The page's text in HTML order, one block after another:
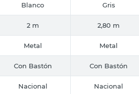
Blanco Gris
2 m 2,80 m
Metal Metal
Con Bastón Con Bastón
Nacional Nacional